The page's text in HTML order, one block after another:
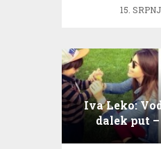
15.
Iva Leko:
dalek put